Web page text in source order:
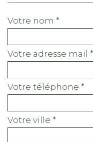
votre nom *
votre adresse mail *
votre téléphone *
votre ville *